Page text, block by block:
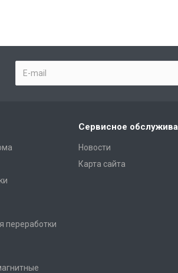
переработки
Сервисное
Новости
Карта сайта